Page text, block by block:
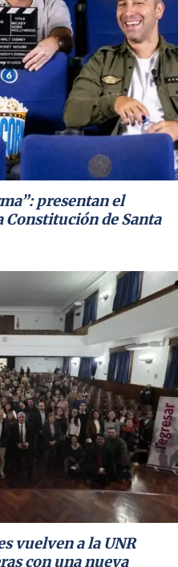
presentan el
Constitución de Santa
vuelven a la UNR
con una nueva